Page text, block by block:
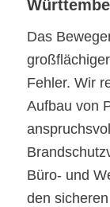
Das
Fehler. Wir
Aufbau von
Büro- und
den